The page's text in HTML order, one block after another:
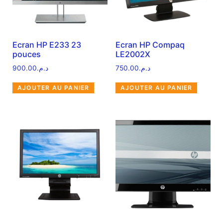
Ecran HP E233 23
pouces
د.م.900.00
AJOUTER AU PANIER
Ecran HP Compaq
LE2002X
د.م.750.00
AJOUTER AU PANIER